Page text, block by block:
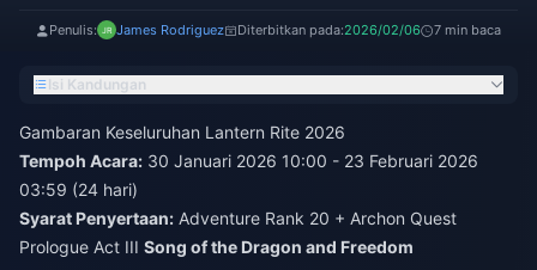
Penulis: James Rodriguez Diterbitkan pada:2026/02/06 7 min baca
Isi Kandungan
Gambaran Keseluruhan Lantern Rite 2026
Tempoh Acara: 30 Januari 2026 10:00 - 23 Februari 2026
03:59 (24 hari)
Syarat Penyertaan: Adventure Rank 20 + Archon Quest
Prologue Act III Song of the Dragon and Freedom